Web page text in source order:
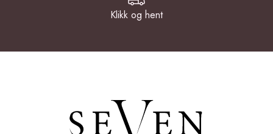
Klikk og hent